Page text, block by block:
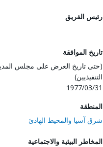
رئيس الفريق
تاريخ الموافقة
(حتى تاريخ العرض على مجلس
التنفيذيين)
1977/03/31
المنطقة
شرق آسيا والمحيط الهادئ
المخاطر البيئية والاجتماعية